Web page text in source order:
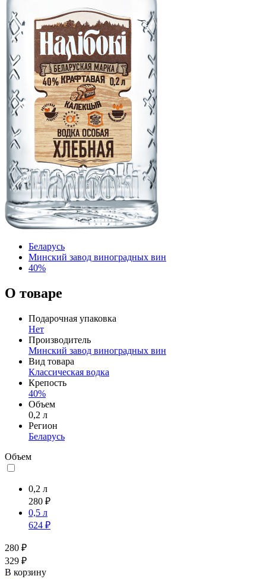
Беларусь
Минский завод виноградных вин
40%
О товаре
Подарочная упаковка
Нет
Производитель
Минский завод виноградных вин
Вид товара
Классическая водка
Крепость
40%
Объем
0,2 л
Регион
Беларусь
Объем
0,2 л
280 ₽
0,5 л
624 ₽
280 ₽
329 ₽
В корзину